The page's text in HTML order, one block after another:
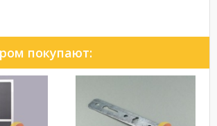
покупают: